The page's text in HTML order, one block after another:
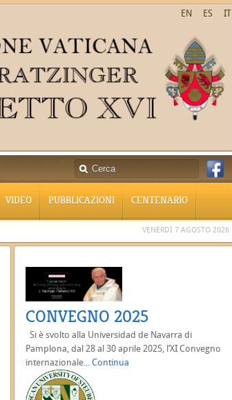
IT
ES
EN
VIDEO PUBBLICAZIONI CENTENARIO
VENERDÌ 7 AGOSTO 2026
CONVEGNO 2025
Si è svolto alla Universidad de Navarra di
Pamplona, dal 28 al 30 aprile 2025, l’XI Convegno
internazionale... Continua